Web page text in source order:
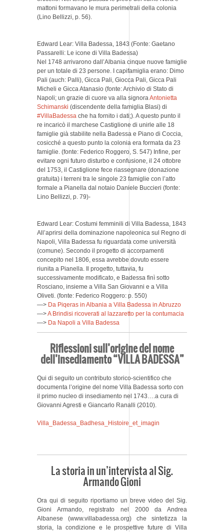
mattoni formavano le mura perimetrali della colonia
(Lino Bellizzi, p. 56).
Edward Lear: Villa Badessa, 1843 (Fonte: Gaetano
Passarelli: Le icone di Villa Badessa)
Nel 1748 arrivarono dall’Albania cinque nuove famiglie
per un totale di 23 persone. I capifamiglia erano: Dimo
Pali (auch: Palli), Gicca Pali, Giocca Pali, Gicca Pali
Micheli e Gicca Atanasio (fonte: Archivio di Stato di
Napoli; un grazie di cuore va alla signoraAntonietta
Schimanski (discendente della famiglia Blasi) di
#VillaBadessa che ha fornito i dati;). A questo punto il
re incaricò il marchese Castiglione di unirle alle 18
famiglie già stabilite nella Badessa e Piano di Coccia,
cosicché a questo punto la colonia era formata da 23
famiglie. (fonte: Federico Roggero, S. 547) Infine, per
evitare ogni futuro disturbo e confusione, il 24 ottobre
del 1753, il Castiglione fece riassegnare (donazione
gratuita) i terreni tra le singole 23 famiglie con l’atto
formale a Pianella dal notaio Daniele Buccieri (fonte:
Lino Bellizzi, p. 79)-
Edward Lear: Costumi femminili di Villa Badessa, 1843
All’aprirsi della dominazione napoleonica sul Regno di
Napoli, Villa Badessa fu riguardata come università
(comune). Secondo il progetto di accorpamenti
concepito nel 1806, essa avrebbe dovuto essere
riunita a Pianella. Il progetto, tuttavia, fu
successivamente modificato, e Badessa finì sotto
Rosciano, insieme a Villa San Giovanni e a Villa
Oliveti. (fonte: Federico Roggero: p. 550)
—> Da Piqeras in Albania a Villa Badessa in Abruzzo
—>A Brindisi ricoverati al lazzaretto per la contumacia
—> Da Napoli a Villa Badessa
Riflessioni sull’origine del nome
dell’insediamento “VILLA BADESSA”
Qui di seguito un contributo storico-scientifico che
documenta l’origine del nome Villa Badessa sorto con
il primo nucleo di insediamento nel 1743….a cura di
Giovanni Agresti e Giancarlo Ranalli (2010).
Villa_Badessa_Badhesa_Histoire_et_imagin
La storia in un’intervista al Sig.
Armando Gioni
Ora qui di seguito riportiamo un breve video del Sig.
Gioni Armando, registrato nel 2000 da Andrea
Albanese (www.villabadessa.org) che sintetizza la
storia, la condizione e le prospettive future di Villa